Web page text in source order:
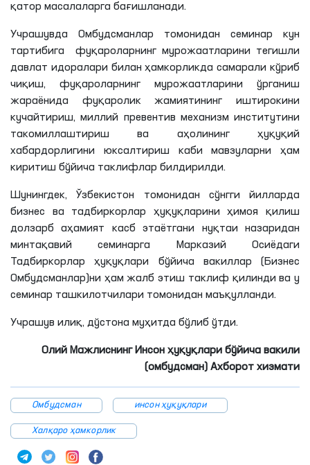
қатор масалаларга бағишланади.
Учрашувда Омбудсманлар томонидан семинар кун
тартибига фуқароларнинг мурожаатларини тегишли
давлат идоралари билан ҳамкорликда самарали кўриб
чиқиш, фуқароларнинг мурожаатларини ўрганиш
жараёнида фуқаролик жамиятининг иштирокини
кучайтириш, миллий превентив механизм институтини
такомиллаштириш ва аҳолининг ҳуқуқий
хабардорлигини юксалтириш каби мавзуларни ҳам
киритиш бўйича таклифлар билдирилди.
Шунингдек, Ўзбекистон томонидан сўнгги йилларда
бизнес ва тадбиркорлар ҳуқуқларини ҳимоя қилиш
долзарб аҳамият касбэтаётгани нуқтаи назаридан
минтақавий семинарга Марказий Осиёдаги
Тадбиркорлар ҳуқуқлари бўйича вакиллар (Бизнес
Омбудсманлар)ни ҳам жалб этиш таклиф қилинди ва у
семинар ташкилотчилари томонидан маъқулланди.
Учрашув илиқ, дўстона муҳитда бўлиб ўтди.
Олий Мажлиснинг Инсон ҳуқуқлари бўйича вакили
(омбудсман) Ахборот хизмати
Омбудсман инсон ҳуқуқлари
Халқаро ҳамкорлик